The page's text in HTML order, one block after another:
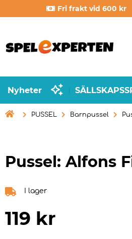
Fri frakt vid 600 kr
Nyheter
 PUSSEL Barnpussel
Pussel: Alfons
I lager
119 kr